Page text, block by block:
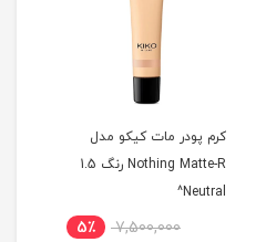
کرم پودر مات کیکو مدل
Nothing Matte-R رنگ 1.5
Neutral^
7,500,000 5٪